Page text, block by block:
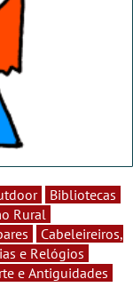
Bibliotecas
Rural
Cabeleireiros,
e Relógios
e Antiguidades